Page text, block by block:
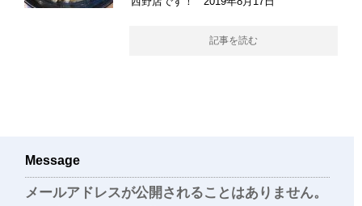
記事を読む
Message
メールアドレスが公開されることはありません。